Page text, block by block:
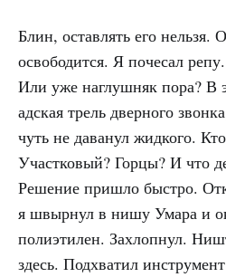
Блин, оставлять его нельзя.
освободится. Я почесал
Или уже наглушняк пора? В
адская трель дверного
чуть не даванул жидкого.
Участковый? Горцы? И что
Решение пришло быстро.
я швырнул в нишу Умара и
полиэтилен. Захлопнул.
здесь. Подхватил